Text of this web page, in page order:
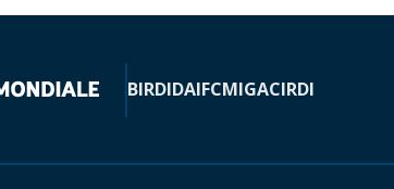
BIRDIDAIFCMIGACIRDI